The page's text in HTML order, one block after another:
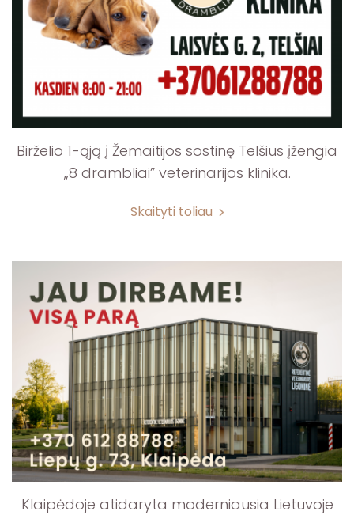
Birželio 1-ąją į Žemaitijos sostinę Telšius įžengia
„8 drambliai” veterinarijos klinika.
Skaityti toliau
Klaipėdoje atidaryta moderniausia Lietuvoje